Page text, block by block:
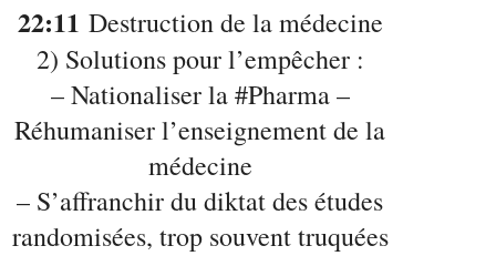
22:11 Destruction de la médecine
2) Solutions pour l’empêcher :
– Nationaliser la #Pharma –
Réhumaniser l’enseignement de la
médecine
– S’affranchir du diktat des études
randomisées, trop souvent truquées